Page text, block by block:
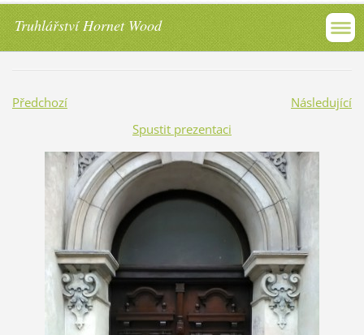
Truhlářství Hornet Wood
Předchozí
Následující
Spustit prezentaci